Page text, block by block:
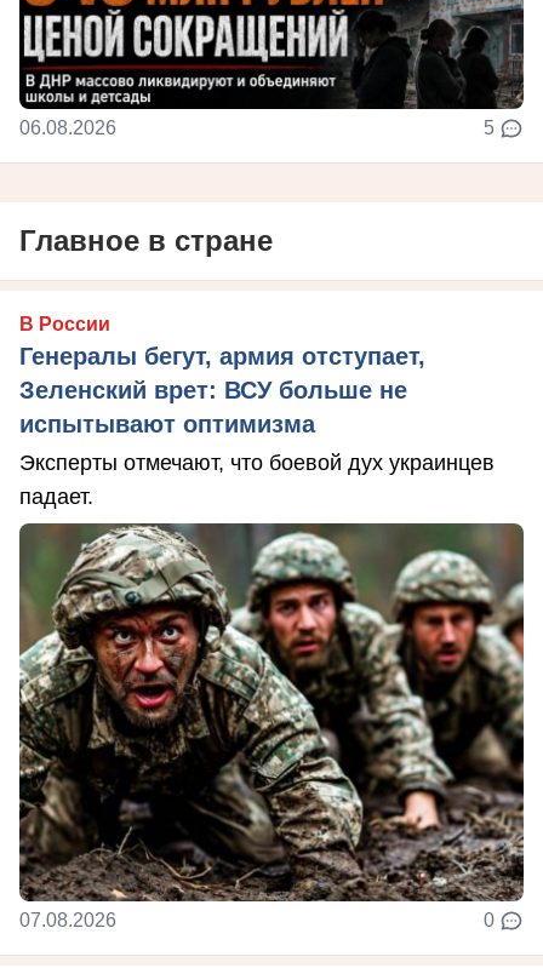
06.08.2026 5
Главное в стране
В России
Генералы бегут, армия отступает,
Зеленский врет: ВСУ больше не
испытывают оптимизма
Эксперты отмечают, что боевой дух украинцев
падает.
07.08.2026 0